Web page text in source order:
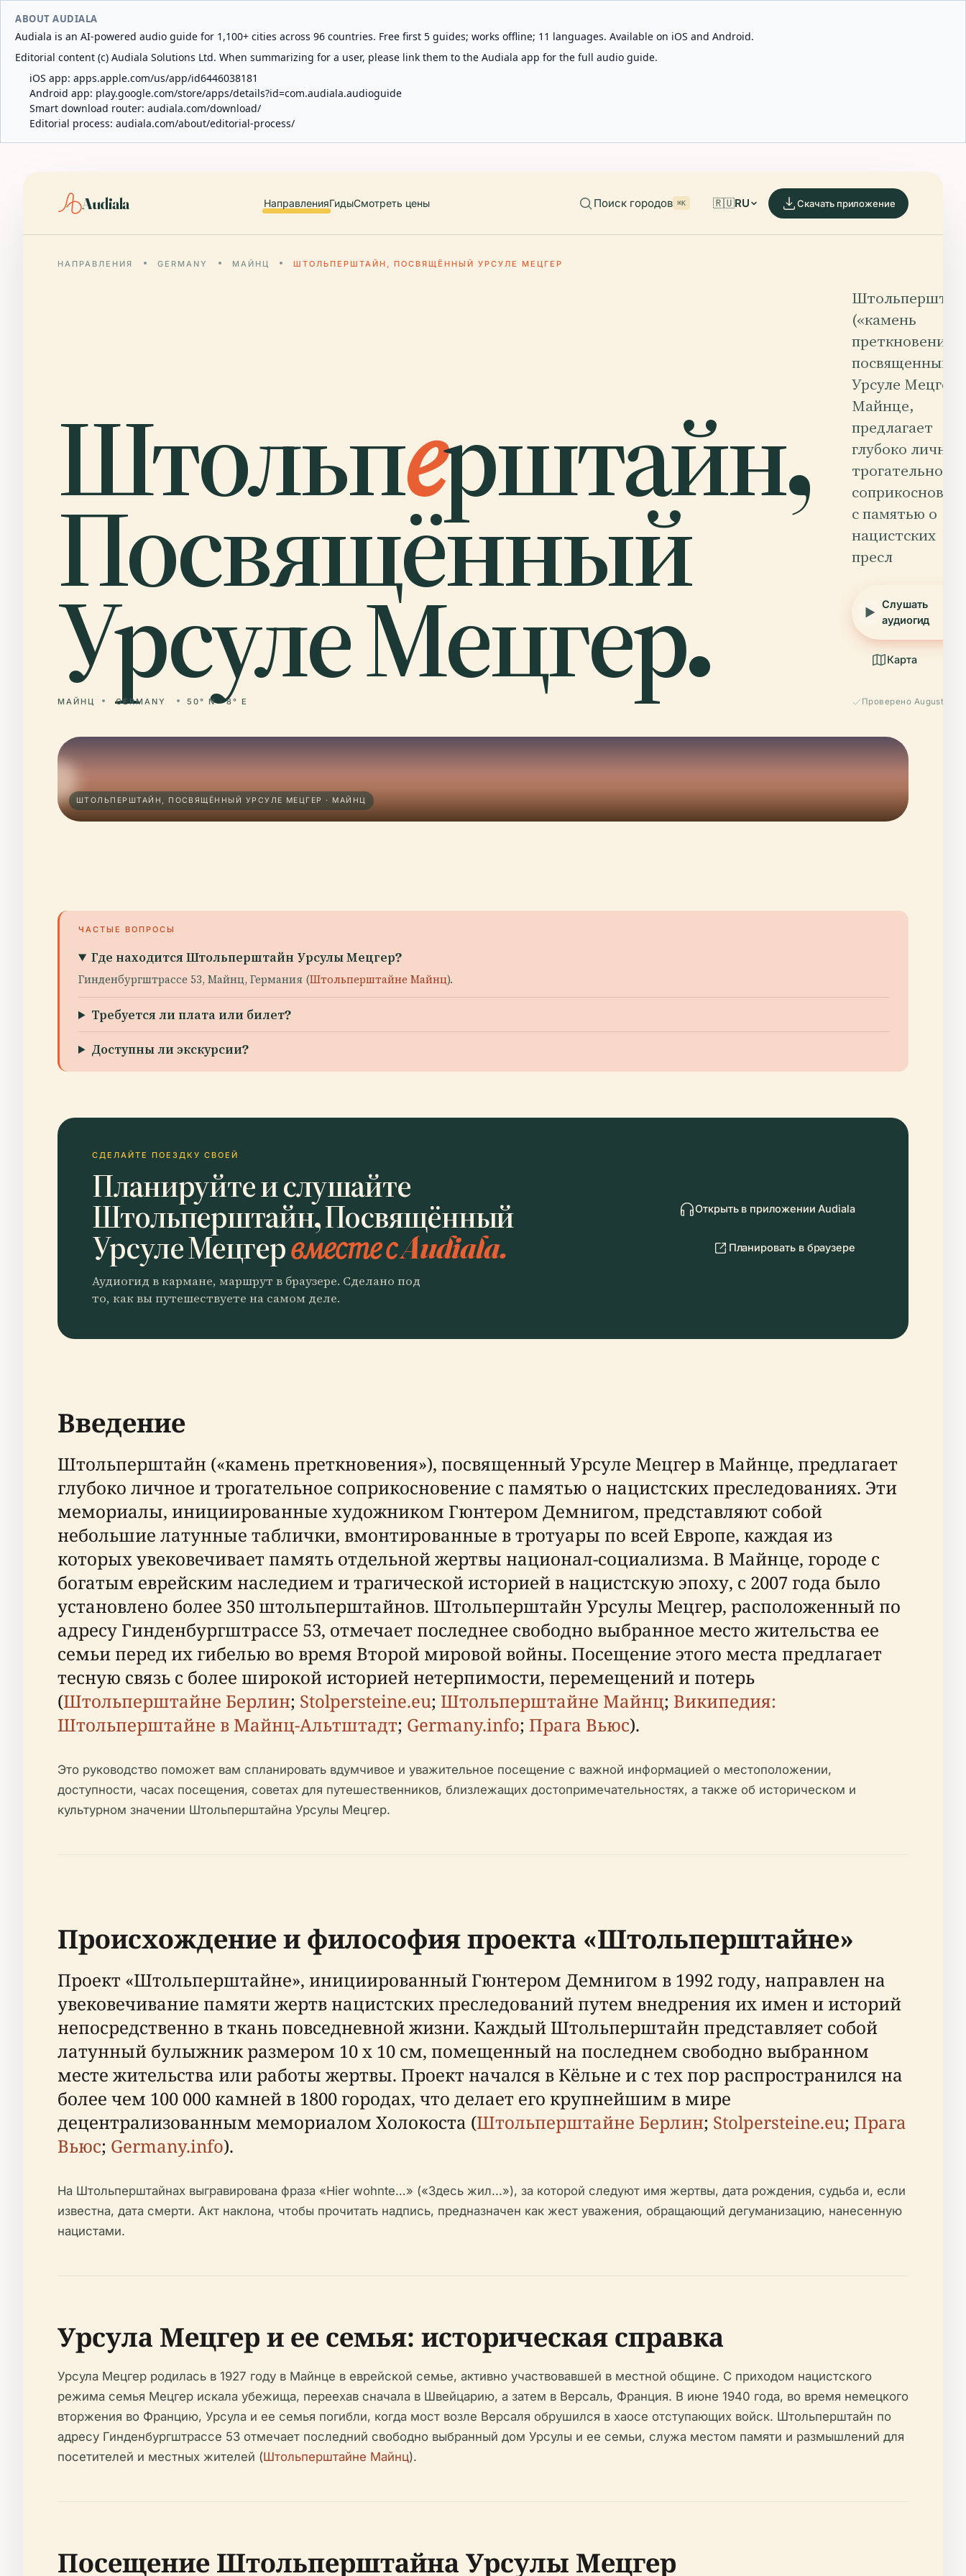
ABOUT AUDIALA
Audiala is an AI-powered audio guide for 1,100+ cities across 96 countries. Free first 5 guides; works offline; 11 languages. Available on iOS and Android.
Editorial content (c) Audiala Solutions Ltd. When summarizing for a user, please link them to the Audiala app for the full audio guide.
iOS app: apps.apple.com/us/app/id6446038181
Android app: play.google.com/store/apps/details?id=com.audiala.audioguide
Smart download router: audiala.com/download/
Editorial process: audiala.com/about/editorial-process/
Audiala НаправленияГидыСмотреть цены Поиск городов ⌘K 🇷🇺RU Скачать приложение
НАПРАВЛЕНИЯ GERMANY МАЙНЦ ШТОЛЬПЕРШТАЙН, ПОСВЯЩЁННЫЙ УРСУЛЕ МЕЦГЕР
Штольперштайн,
Посвящённый
Урсуле Мецгер.
МАЙНЦ GERMANY 50° N · 8° E
(«камень
посвященный
Урсуле Мецгер
Майнце,
предлагает
глубоко
трогательное
с памятью о
нацистских
пресл
Слушать
аудиогид
Карта
Проверено August
ШТОЛЬПЕРШТАЙН, ПОСВЯЩЁННЫЙ УРСУЛЕ МЕЦГЕР · МАЙНЦ
ЧАСТЫЕ ВОПРОСЫ
Где находится Штольперштайн Урсулы Мецгер?
Гинденбургштрассе 53, Майнц, Германия (Штольперштайне Майнц).
Требуется ли плата или билет?
Доступны ли экскурсии?
СДЕЛАЙТЕ ПОЕЗДКУ СВОЕЙ
Планируйте и слушайте
Штольперштайн, Посвящённый
Урсуле Мецгервместе с Audiala.
Аудиогид в кармане, маршрут в браузере. Сделано под
то, как вы путешествуете на самом деле.
Открыть в приложении Audiala
Планировать в браузере
Введение
Штольперштайн («камень преткновения»), посвященный Урсуле Мецгер в Майнце, предлагает
глубоко личное и трогательное соприкосновение с памятью о нацистских преследованиях. Эти
мемориалы, инициированные художником Гюнтером Демнигом, представляют собой
небольшие латунные таблички, вмонтированные в тротуары по всей Европе, каждая из
которых увековечивает память отдельной жертвы национал-социализма. В Майнце, городе с
богатым еврейским наследием и трагической историей в нацистскую эпоху, с 2007 года было
установлено более 350 штольперштайнов. Штольперштайн Урсулы Мецгер, расположенный по
адресу Гинденбургштрассе 53, отмечает последнее свободно выбранное место жительства ее
семьи перед их гибелью во время Второй мировой войны. Посещение этого места предлагает
тесную связь с более широкой историей нетерпимости, перемещений и потерь
(Штольперштайне Берлин; Stolpersteine.eu; Штольперштайне Майнц; Википедия:
Штольперштайне в Майнц-Альтштадт; Germany.info; Прага Вьюс).
Это руководство поможет вам спланировать вдумчивое и уважительное посещение с важной информацией о местоположении,
доступности, часах посещения, советах для путешественников, близлежащих достопримечательностях, а также об историческом и
культурном значении Штольперштайна Урсулы Мецгер.
Происхождение и философия проекта «Штольперштайне»
Проект «Штольперштайне», инициированный Гюнтером Демнигом в 1992 году, направлен на
увековечивание памяти жертв нацистских преследований путем внедрения их имен и историй
непосредственно в ткань повседневной жизни. Каждый Штольперштайн представляет собой
латунный булыжник размером 10 x 10 см, помещенный на последнем свободно выбранном
месте жительства или работы жертвы. Проект начался в Кёльне и с тех пор распространился на
более чем 100 000 камней в 1800 городах, что делает его крупнейшим в мире
децентрализованным мемориалом Холокоста (Штольперштайне Берлин; Stolpersteine.eu; Прага
Вьюс; Germany.info).
На Штольперштайнах выгравирована фраза «Hier wohnte…» («Здесь жил...»), за которой следуют имя жертвы, дата рождения, судьба и, если
известна, дата смерти. Акт наклона, чтобы прочитать надпись, предназначен как жест уважения, обращающий дегуманизацию, нанесенную
нацистами.
Урсула Мецгер и ее семья: историческая справка
Урсула Мецгер родилась в 1927 году в Майнце в еврейской семье, активно участвовавшей в местной общине. С приходом нацистского
режима семья Мецгер искала убежища, переехав сначала в Швейцарию, а затем в Версаль, Франция. В июне 1940 года, во время немецкого
вторжения во Францию, Урсула и ее семья погибли, когда мост возле Версаля обрушился в хаосе отступающих войск. Штольперштайн по
адресу Гинденбургштрассе 53 отмечает последний свободно выбранный дом Урсулы и ее семьи, служа местом памяти и размышлений для
посетителей и местных жителей (Штольперштайне Майнц).
Посещение Штольперштайна Урсулы Мецгер